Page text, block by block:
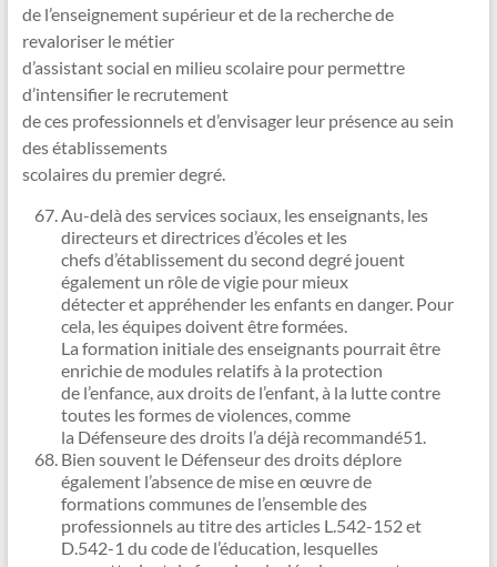
de l’enseignement supérieur et de la recherche de
revaloriser le métier
d’assistant social en milieu scolaire pour permettre
d’intensifier le recrutement
de ces professionnels et d’envisager leur présence au sein
des établissements
scolaires du premier degré.
Au-delà des services sociaux, les enseignants, les
directeurs et directrices d’écoles et les
chefs d’établissement du second degré jouent
également un rôle de vigie pour mieux
détecter et appréhender les enfants en danger. Pour
cela, les équipes doivent être formées.
La formation initiale des enseignants pourrait être
enrichie de modules relatifs à la protection
de l’enfance, aux droits de l’enfant, à la lutte contre
toutes les formes de violences, comme
la Défenseure des droits l’a déjà recommandé51.
Bien souvent le Défenseur des droits déplore
également l’absence de mise en œuvre de
formations communes de l’ensemble des
professionnels au titre des articles L.542-152 et
D.542-1 du code de l’éducation, lesquelles